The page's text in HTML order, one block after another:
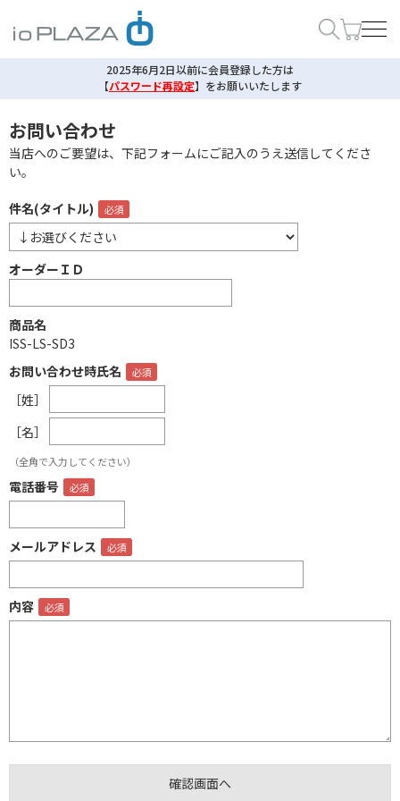
2025年6月2日以前に会員登録した方は
【パスワード再設定】 をお願いいたします
お問い合わせ
当店へのご要望は、下記フォームにご記入のうえ送信してくださ
い。
件名(タイトル)
オーダーＩＤ
商品名
ISS-LS-SD3
お問い合わせ時氏名
［姓］
［名］
（全角で入力してください）
電話番号
メールアドレス
内容